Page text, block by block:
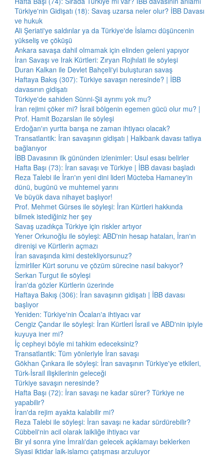
Türkiye'nin Gidişatı (18): Savaş uzarsa neler olur? İBB Davası
ve hukuk
Ali Şeriati'ye saldırılar ya da Türkiye'de İslamcı düşüncenin
yükseliş ve çöküşü
Ankara savaşa dahil olmamak için elinden geleni yapıyor
İran Savaşı ve Irak Kürtleri: Zıryan Rojhılati ile söyleşi
Duran Kalkan ile Devlet Bahçeli'yi buluşturan savaş
Haftaya Bakış (307): Türkiye savaşın neresinde? | İBB
davasının gidişatı
Türkiye'de sahiden Sünni-Şii ayrımı yok mu?
İran rejimi çöker mi? İsrail bölgenin egemen gücü olur mu? |
Prof. Hamit Bozarslan ile söyleşi
Erdoğan'ın yurtta barışa ne zaman ihtiyacı olacak?
Transatlantik: İran savaşının gidişatı | Halkbank davası tatlıya
bağlanıyor
İBB Davasının ilk gününden izlenimler: Usul esası belirler
Hafta Başı (73): İran savaşı ve Türkiye | İBB davası başladı
Reza Talebi ile İran'ın yeni dini lideri Mücteba Hamaney'in
dünü, bugünü ve muhtemel yarını
Ve büyük dava nihayet başlıyor!
Prof. Mehmet Gürses ile söyleşi: İran Kürtleri hakkında
bilmek istediğiniz her şey
Savaş uzadıkça Türkiye için riskler artıyor
Yener Orkunoğlu ile söyleşi: ABD'nin hesap hataları, İran'ın
direnişi ve Kürtlerin açmazı
İran savaşında kimi destekliyorsunuz?
İzmirliler Kürt sorunu ve çözüm sürecine nasıl bakıyor?
Serkan Turgut ile söyleşi
İran'da gözler Kürtlerin üzerinde
Haftaya Bakış (306): İran savaşının gidişatı | İBB davası
başlıyor
Yeniden: Türkiye'nin Öcalan'a ihtiyacı var
Cengiz Çandar ile söyleşi: İran Kürtleri İsrail ve ABD'nin ipiyle
kuyuya iner mi?
İç cepheyi böyle mi tahkim edeceksiniz?
Transatlantik: Tüm yönleriyle İran savaşı
Gökhan Çınkara ile söyleşi: İran savaşının Türkiye'ye etkileri,
Türk-İsrail ilişkilerinin geleceği
Türkiye savaşın neresinde?
Hafta Başı (72): İran savaşı ne kadar sürer? Türkiye ne
yapabilir?
İran'da rejim ayakta kalabilir mi?
Reza Talebi ile söyleşi: İran savaşı ne kadar sürdürebilir?
Cübbeli'nin acil olarak laikliğe ihtiyacı var
Bir yıl sonra yine İmralı'dan gelecek açıklamayı beklerken
Siyasi iktidar laik-islamcı çatışması arzuluyor